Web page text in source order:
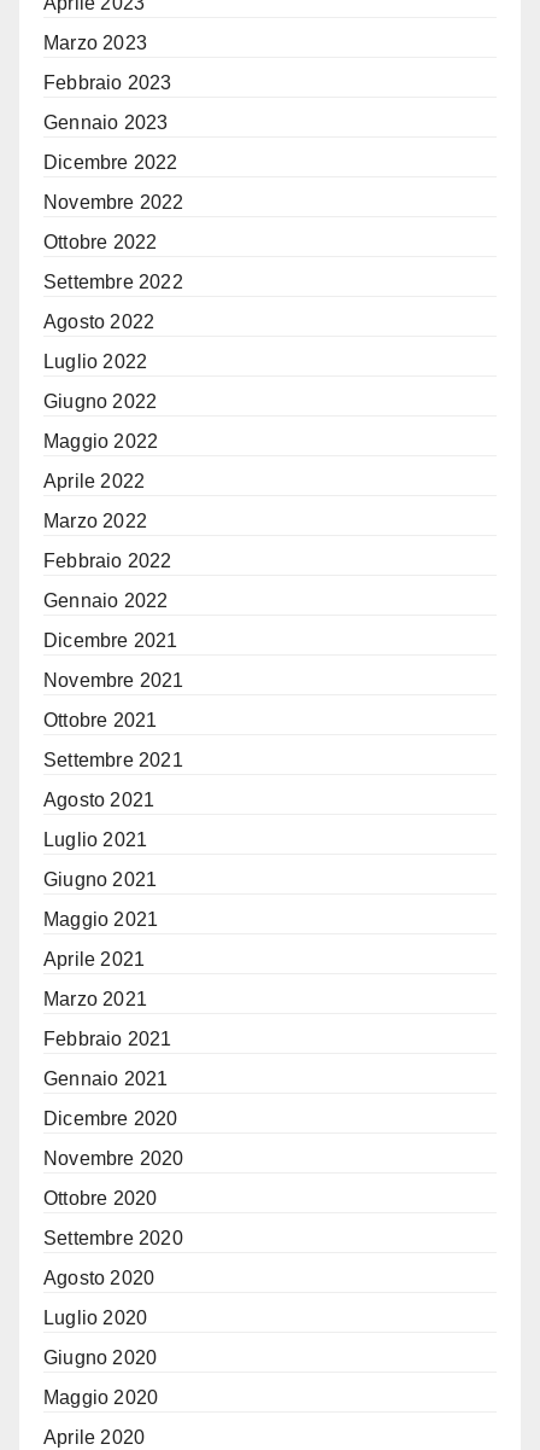
Marzo 2023
Febbraio 2023
Gennaio 2023
Dicembre 2022
Novembre 2022
Ottobre 2022
Settembre 2022
Agosto 2022
Luglio 2022
Giugno 2022
Maggio 2022
Aprile 2022
Marzo 2022
Febbraio 2022
Gennaio 2022
Dicembre 2021
Novembre 2021
Ottobre 2021
Settembre 2021
Agosto 2021
Luglio 2021
Giugno 2021
Maggio 2021
Aprile 2021
Marzo 2021
Febbraio 2021
Gennaio 2021
Dicembre 2020
Novembre 2020
Ottobre 2020
Settembre 2020
Agosto 2020
Luglio 2020
Giugno 2020
Maggio 2020
Aprile 2020